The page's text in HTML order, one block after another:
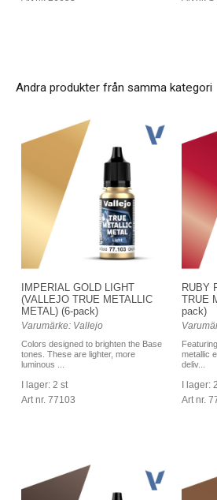
Andra produkter från samma kategori
IMPERIAL GOLD LIGHT
(VALLEJO TRUE METALLIC
METAL) (6-pack)
Varumärke: Vallejo
Colors designed to brighten the Base
tones. These are lighter, more
luminous ...
I lager: 2 st
Art nr. 77103
RUBY
TRUE
pack)
metallic
deliv...
I lager:
Art nr.